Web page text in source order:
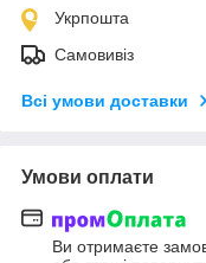
Укрпошта
Самовивіз
Всі умови доставки
Умови оплати
Ви отримаєте